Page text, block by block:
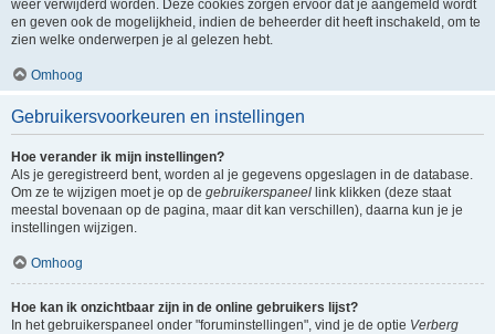
weer verwijderd worden. Deze cookies zorgen ervoor dat je aangemeld wordt
en geven ook de mogelijkheid, indien de beheerder dit heeft inschakeld, om te
zien welke onderwerpen je al gelezen hebt.
Omhoog
Gebruikersvoorkeuren en instellingen
Hoe verander ik mijn instellingen?
Als je geregistreerd bent, worden al je gegevens opgeslagen in de database.
Om ze te wijzigen moet je op de gebruikerspaneel link klikken (deze staat
meestal bovenaan op de pagina, maar dit kan verschillen), daarna kun je je
instellingen wijzigen.
Omhoog
Hoe kan ik onzichtbaar zijn in de online gebruikers lijst?
In het gebruikerspaneel onder "foruminstellingen", vind je de optie Verberg